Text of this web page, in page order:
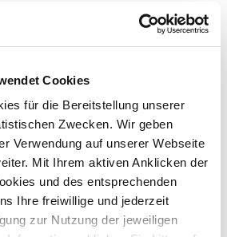
Cookies
für die Bereitstellung unserer
Zwecken. Wir geben
Verwendung auf unserer Webseite
Mit Ihrem aktiven Anklicken der
und des entsprechenden
Ihre freiwillige und jederzeit
zur Nutzung der jeweiligen
Köln